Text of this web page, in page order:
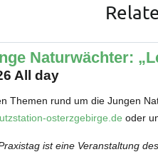
Naturwächter:
All day
Themen rund um die Jungen
osterzgebirge.de oder
ist eine Veranstaltung des